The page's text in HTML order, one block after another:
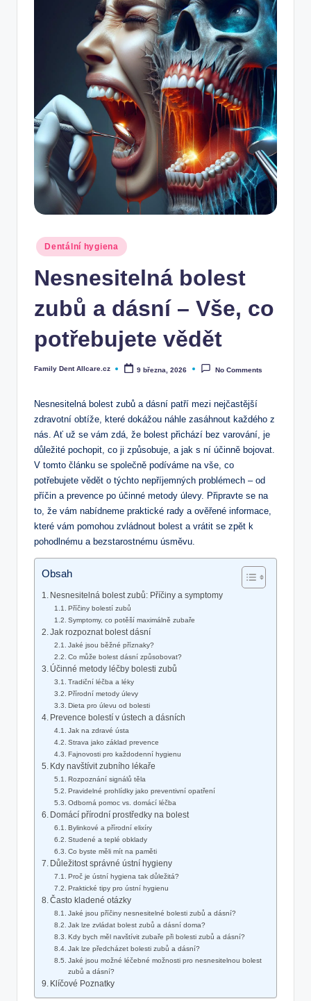
Posted
in
Dentální hygiena
Nesnesitelná bolest
zubů a dásní – Vše, co
potřebujete vědět
Posted
Family Dent Allcare.cz 9 března, 2026 No Comments
Nesnesitelná bolest zubů a dásní patří mezi nejčastější
zdravotní obtíže, které dokážou náhle zasáhnout každého z
nás. Ať už se vám zdá, že bolest přichází bez varování, je
důležité pochopit, co ji způsobuje, a jak s ní účinně bojovat.
V tomto článku se společně podíváme na vše, co
potřebujete vědět o týchto nepříjemných problémech – od
příčin a prevence po účinné metody úlevy. Připravte se na
to, že vám nabídneme praktické rady a ověřené informace,
které vám pomohou zvládnout bolest a vrátit se zpět k
pohodlnému a bezstarostnému úsměvu.
Obsah
Nesnesitelná bolest zubů: Příčiny a symptomy
Příčiny bolestí zubů
Symptomy, co potěší maximálně zubaře
Jak rozpoznat bolest dásní
Jaké jsou běžné příznaky?
Co může bolest dásní způsobovat?
Účinné metody léčby bolesti zubů
Tradiční léčba a léky
Přírodní metody úlevy
Dieta pro úlevu od bolesti
Prevence bolestí v ústech a dásních
Jak na zdravé ústa
Strava jako základ prevence
Fajnovosti pro každodenní hygienu
Kdy navštívit zubního lékaře
Rozpoznání signálů těla
Pravidelné prohlídky jako preventivní opatření
Odborná pomoc vs. domácí léčba
Domácí přírodní prostředky na bolest
Bylinkové a přírodní elixíry
Studené a teplé obklady
Co byste měli mít na paměti
Důležitost správné ústní hygieny
Proč je ústní hygiena tak důležitá?
Praktické tipy pro ústní hygienu
Často kladené otázky
Jaké jsou příčiny nesnesitelné bolesti zubů a dásní?
Jak lze zvládat bolest zubů a dásní doma?
Kdy bych měl navštívit zubaře při bolesti zubů a dásní?
Jak lze předcházet bolesti zubů a dásní?
Jaké jsou možné léčebné možnosti pro nesnesitelnou bolest
zubů a dásní?
Klíčové Poznatky